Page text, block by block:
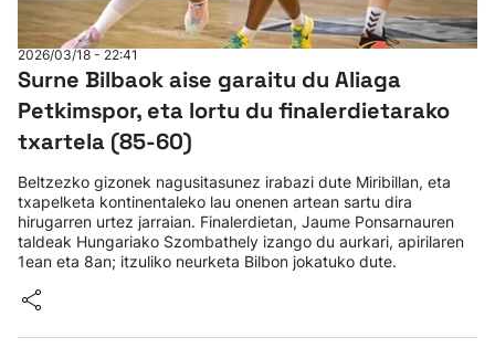
2026/03/18 - 22:41
Surne Bilbaok aise garaitu du Aliaga
Petkimspor, eta lortu du finalerdietarako
txartela (85-60)
Beltzezko gizonek nagusitasunez irabazi dute Miribillan, eta
txapelketa kontinentaleko lau onenen artean sartu dira
hirugarren urtez jarraian. Finalerdietan, Jaume Ponsarnauren
taldeak Hungariako Szombathely izango du aurkari, apirilaren
1ean eta 8an; itzuliko neurketa Bilbon jokatuko dute.